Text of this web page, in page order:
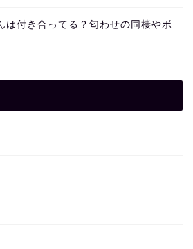
は付き合ってる？匂わせの同棲やボ